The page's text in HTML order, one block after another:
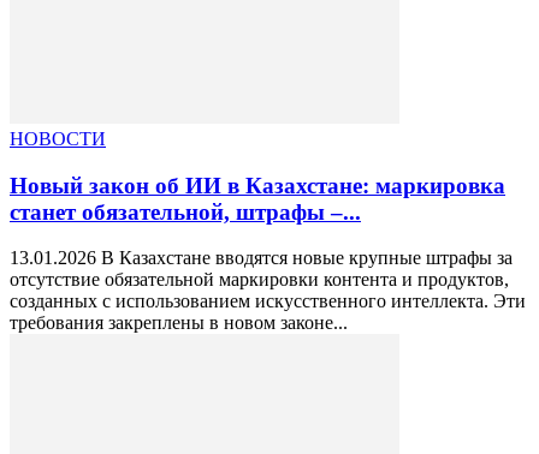
НОВОСТИ
Новый закон об ИИ в Казахстане: маркировка
станет обязательной, штрафы –...
13.01.2026 В Казахстане вводятся новые крупные штрафы за
отсутствие обязательной маркировки контента и продуктов,
созданных с использованием искусственного интеллекта. Эти
требования закреплены в новом законе...